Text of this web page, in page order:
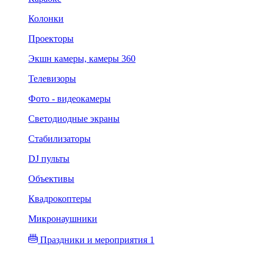
Колонки
Проекторы
Экшн камеры, камеры 360
Телевизоры
Фото - видеокамеры
Светодиодные экраны
Стабилизаторы
DJ пульты
Объективы
Квадрокоптеры
Микронаушники
Праздники и мероприятия 1